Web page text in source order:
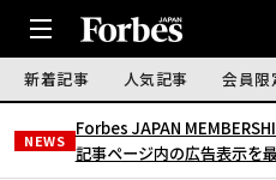
新着記事 人気記事 会員限
NEWS
Forbes JAPAN
記事ページ内の広告表示を